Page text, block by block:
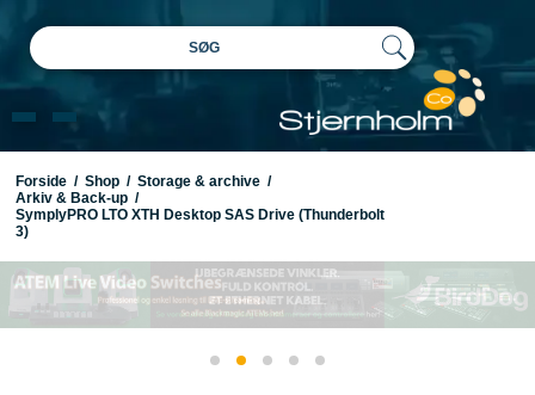
SØG
Forside / Shop / Storage & archive /
Arkiv & Back-up /
SymplyPRO LTO XTH Desktop SAS Drive (Thunderbolt
3)